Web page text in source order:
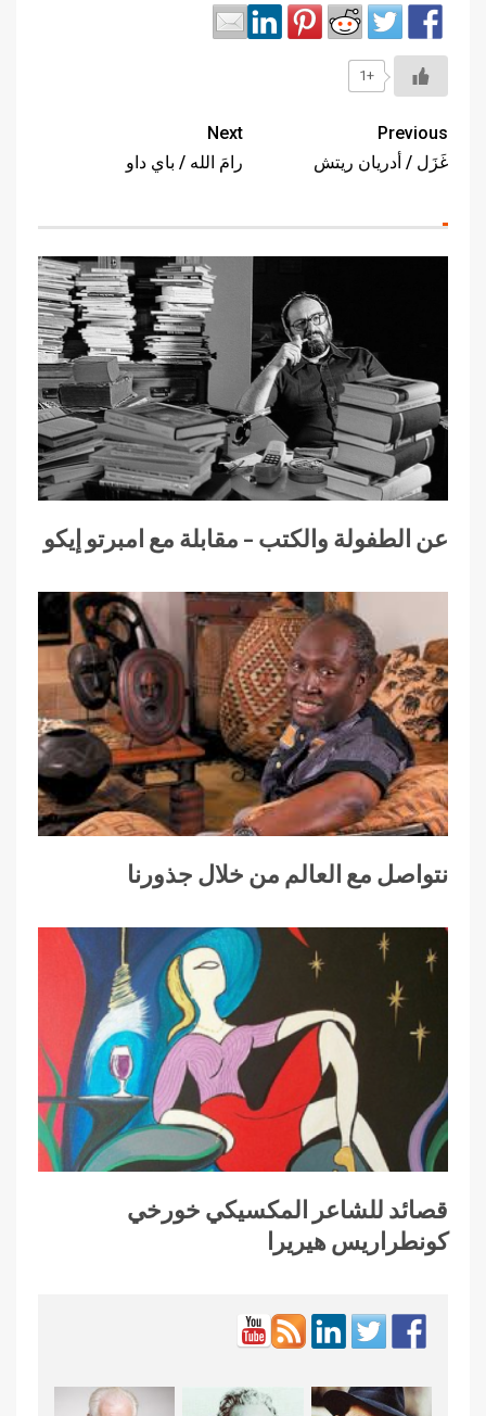
+1
Previous
غَزَل / أدريان ريتش
Next
رامَ الله / باي داو
عن الطفولة والكتب – مقابلة مع امبرتو إيكو
نتواصل مع العالم من خلال جذورنا
قصائد للشاعر المكسيكي خورخي
كونطراريس هيريرا